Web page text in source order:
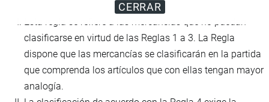
CERRAR
Esta regla se refiere a las mercancías que no puedan
clasificarse en virtud de las Reglas 1 a 3. La Regla
dispone que las mercancías se clasificarán en la partida
que comprenda los artículos que con ellas tengan mayor
analogía.